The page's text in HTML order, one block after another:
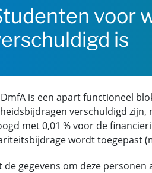
voor
is
is een apart functioneel
verschuldigd zijn,
met 0,01 % voor de
wordt toegepast
de gegevens om deze